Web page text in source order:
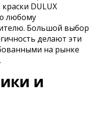
DULUX
любому
Большой выбор
делают эти
на рынке
и